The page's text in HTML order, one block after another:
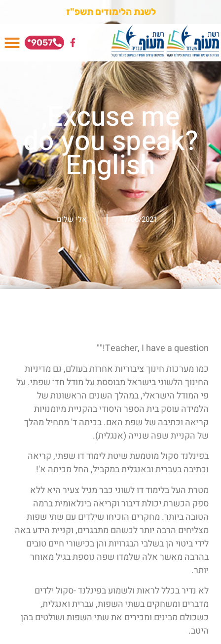
שנתהלימודיםת שפ"זבעיצומה!
9057*
Excuse me,
?do you speak
English
17/06/2021 אלי שלום
Teacher, I have a question!""
כמו מערכות חינוך ציבוריות אחרות בעולם, גם מדיניות
החינוך הלשוני בישראל מבוססת על מודל חד־ שפתי. על
פי המודל הישראלי, במהלך השנים הראשונות של
הלמידה עוסק בית הספר היסודי בהקניית מיומנויות
קריאה וכתיבה של שפת האם. בכיתה ד' מתחיל מהלך
של הקניית שפה שנייה (אנגלית).
בפינלנד סקול מוטמעת שיטת לימוד דו שפתי, קריאה
וכתיבה בעברית ובאנגלית במקביל, החל מכיתה א'!
מטרת העל בלימוד דו לשוני כבר מגיל צעיר היא ללא
ספק הכשרת יכולת דיבור וקריאה בינלאומית ברמה
הטובה ביותר. מחקרים הוכיחו שילדים עם שתי שפות
מצליחים הרבה יותר לכשהם מתבגרים, וקניית הידע באה
לידי ביטוי הן בשלבי הבגרויות והן בכישורי חיים טובים
בהרבה מאשר אלה שלמדו שפה נוספת בגיל מאוחר
יותר.
לא נדיר בכלל לראות ולשמוע בפינלנד -סקול ילדים
מדברים ומשחקים בשתי השפות, עברית ואנגלית,
כשכולם מבינים ומכירים את שתי השפות ושולטים בהן
היטב.